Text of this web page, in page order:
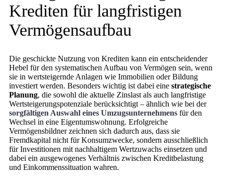
Krediten für langfristigen
Vermögensaufbau
Die geschickte Nutzung von Krediten kann ein entscheidender
Hebel für den systematischen Aufbau von Vermögen sein, wenn
sie in wertsteigernde Anlagen wie Immobilien oder Bildung
investiert werden. Besonders wichtig ist dabei eine strategische
Planung, die sowohl die aktuelle Zinslast als auch langfristige
Wertsteigerungspotenziale berücksichtigt – ähnlich wie bei der
sorgfältigen Auswahl eines Umzugsunternehmens für den
Wechsel in eine Eigentumswohnung. Erfolgreiche
Vermögensbildner zeichnen sich dadurch aus, dass sie
Fremdkapital nicht für Konsumzwecke, sondern ausschließlich
für Investitionen mit nachhaltigem Wertzuwachs einsetzen und
dabei ein ausgewogenes Verhältnis zwischen Kreditbelastung
und Einkommenssituation wahren.